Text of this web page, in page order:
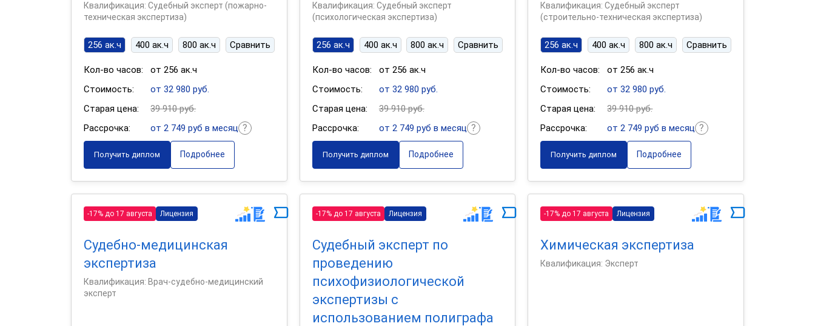
Квалификация: Судебный эксперт (пожарно-
техническая экспертиза)
256 ак.ч 400 ак.ч 800 ак.ч Сравнить
Кол-во часов:
от 256 ак.ч
Стоимость:
от 32 980 руб.
Старая цена:
39 910 руб.
Рассрочка:
от 2 749 руб в месяц
Получить диплом Подробнее
Квалификация: Судебный эксперт
(психологическая экспертиза)
256 ак.ч 400 ак.ч 800 ак.ч Сравнить
Кол-во часов:
от 256 ак.ч
Стоимость:
от 32 980 руб.
Старая цена:
39 910 руб.
Рассрочка:
от 2 749 руб в месяц
Получить диплом Подробнее
Квалификация: Судебный эксперт
(строительно-техническая экспертиза)
256 ак.ч 400 ак.ч 800 ак.ч Сравнить
Кол-во часов:
от 256 ак.ч
Стоимость:
от 32 980 руб.
Старая цена:
39 910 руб.
Рассрочка:
от 2 749 руб в месяц
Получить диплом Подробнее
-17% до 17 августа Лицензия
Судебно-медицинская
экспертиза
Квалификация: Врач-судебно-медицинский
эксперт
-17% до 17 августа Лицензия
Судебный эксперт по
проведению
психофизиологической
экспертизы с
использованием полиграфа
-17% до 17 августа Лицензия
Химическая экспертиза
Квалификация: Эксперт